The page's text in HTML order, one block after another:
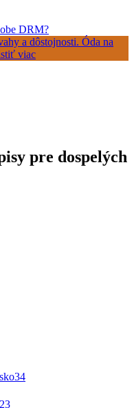
DRM?
pre dospelých
34
23